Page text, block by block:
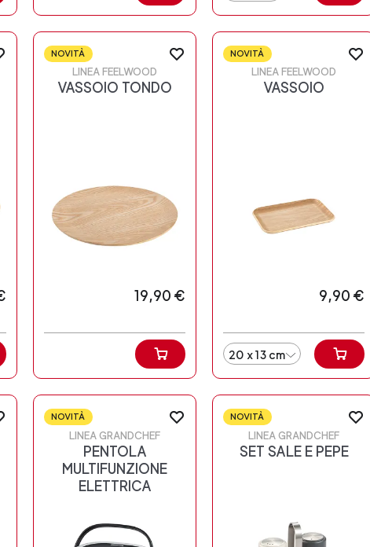
NOVITÀ
LINEA FEELWOOD
VASSOIO TONDO
19,90 €
NOVITÀ
LINEA FEELWOOD
VASSOIO
9,90 €
20 x 13 cm
NOVITÀ
LINEA GRANDCHEF
PENTOLA
MULTIFUNZIONE
ELETTRICA
NOVITÀ
LINEA GRANDCHEF
SET SALE E PEPE